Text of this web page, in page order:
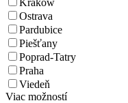
Ostrava
Pardubice
Piešťany
Poprad-Tatry
Praha
Viedeň
Viac možností